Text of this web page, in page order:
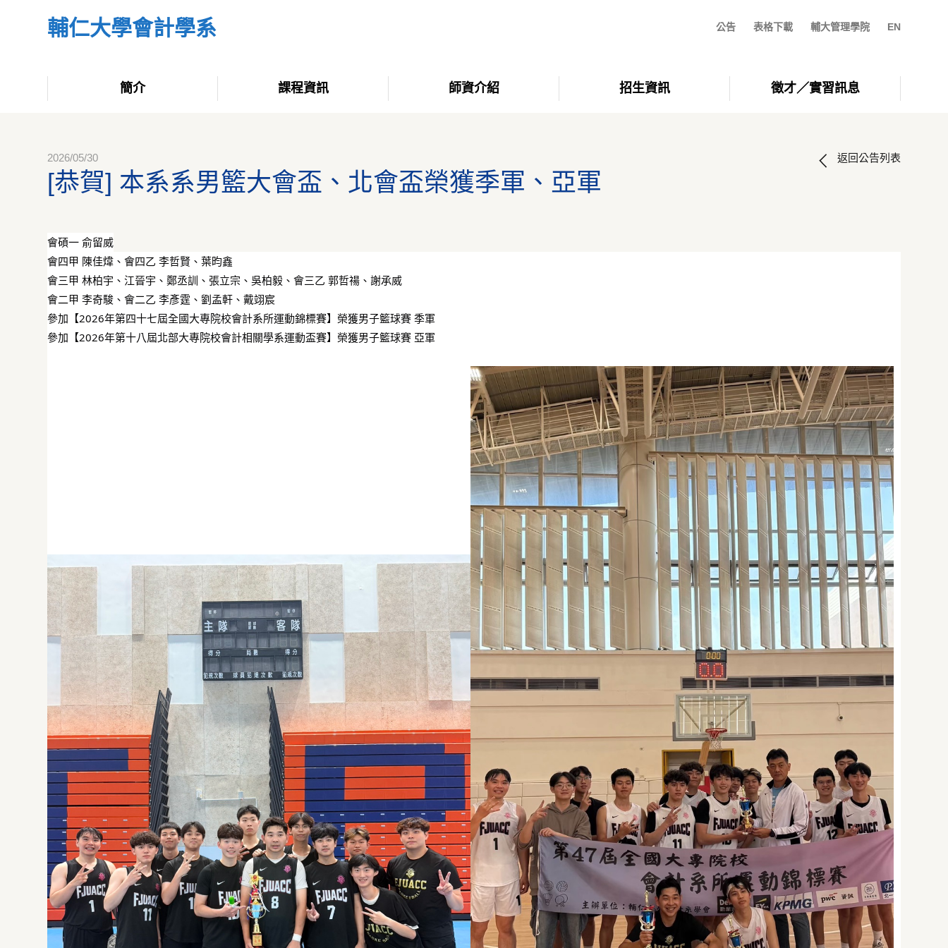
輔仁大學會計學系 公告 表格下載 輔大管理學院 EN
簡介 課程資訊 師資介紹 招生資訊 徵才／實習訊息
2026/05/30
[恭賀] 本系系男籃大會盃、北會盃榮獲季軍、亞軍
返回公告列表
會碩一 俞留威
會四甲 陳佳煒、會四乙 李哲賢、葉昀鑫
會三甲 林柏宇、江晉宇、鄭丞訓、張立宗、吳柏毅、會三乙 郭哲禓、謝承威
會二甲 李奇駿、會二乙 李彥霆、劉孟軒、戴翊宸
參加【2026年第四十七屆全國大專院校會計系所運動錦標賽】榮獲男子籃球賽 季軍
參加【2026年第十八屆北部大專院校會計相關學系運動盃賽】榮獲男子籃球賽 亞軍